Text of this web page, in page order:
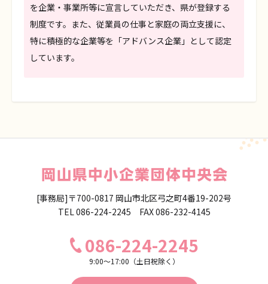
を企業・事業所等に宣言していただき、県が登録する
制度です。また、従業員の仕事と家庭の両立支援に、
特に積極的な企業等を「アドバンス企業」として認定
しています。
[事務局]〒700-0817 岡山市北区弓之町4番19-202号
TEL086-224-2245 FAX 086-232-4145
086-224-2245
9:00〜17:00（土日祝除く）